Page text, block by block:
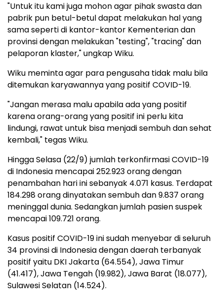
"Untuk itu kami juga mohon agar pihak swasta dan
pabrik pun betul-betul dapat melakukan hal yang
sama seperti di kantor-kantor Kementerian dan
provinsi dengan melakukan "testing", "tracing" dan
pelaporan klaster," ungkap Wiku.
Wiku meminta agar para pengusaha tidak malu bila
ditemukan karyawannya yang positif COVID-19.
"Jangan merasa malu apabila ada yang positif
karena orang-orang yang positif ini perlu kita
lindungi, rawat untuk bisa menjadi sembuh dan sehat
kembali," tegas Wiku.
Hingga Selasa (22/9) jumlah terkonfirmasi COVID-19
di Indonesia mencapai 252.923 orang dengan
penambahan hari ini sebanyak 4.071 kasus. Terdapat
184.298 orang dinyatakan sembuh dan 9.837 orang
meninggal dunia. Sedangkan jumlah pasien suspek
mencapai 109.721 orang.
Kasus positif COVID-19 ini sudah menyebar di seluruh
34 provinsi di Indonesia dengan daerah terbanyak
positif yaitu DKI Jakarta (64.554), Jawa Timur
(41.417), Jawa Tengah (19.982), Jawa Barat (18.077),
Sulawesi Selatan (14.524).